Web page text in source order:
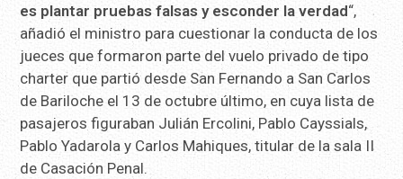
es plantar pruebas falsas y esconder la verdad“,
añadió el ministro para cuestionar la conducta de los
jueces que formaron parte del vuelo privado de tipo
charter que partió desde San Fernando a San Carlos
de Bariloche el 13 de octubre último, en cuya lista de
pasajeros figuraban Julián Ercolini, Pablo Cayssials,
Pablo Yadarola y Carlos Mahiques, titular de la sala II
de Casación Penal.